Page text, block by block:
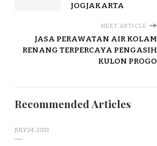
JOGJAKARTA
NEXT ARTICLE
JASA PERAWATAN AIR KOLAM
RENANG TERPERCAYA PENGASIH
KULON PROGO
Recommended Articles
JULY 24, 2021